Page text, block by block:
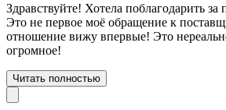
Здравствуйте! Хотела поблагодарить
Это не первое моё обращение к
отношение вижу впервые! Это
огромное!
Читать полностью